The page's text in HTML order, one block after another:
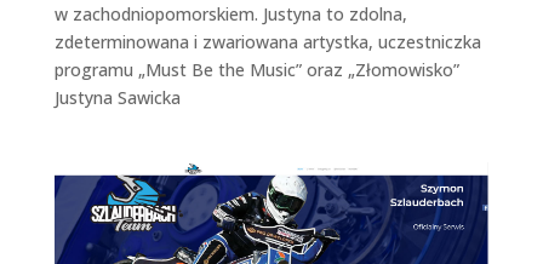
w zachodniopomorskiem. Justyna to zdolna,
zdeterminowana i zwariowana artystka, uczestniczka
programu „Must Be the Music” oraz „Złomowisko”
Justyna Sawicka